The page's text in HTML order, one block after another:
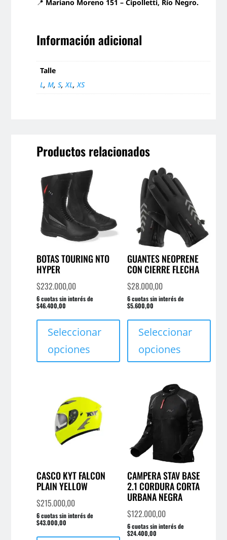
📍 Mariano Moreno 151 – Cipolletti, Río Negro.
Información adicional
Talle
L,M,S,XL,XS
Productos relacionados
BOTAS TOURING NTO
HYPER
$232.000,00
6 cuotas sin interés de
$46.400,00
Seleccionar
opciones
producto
múltiples
página
de
producto
GUANTES NEOPRENE
CON CIERRE FLECHA
$28.000,00
6 cuotas sin interés de
$5.600,00
Seleccionar
opciones
CASCO KYT FALCON
PLAIN YELLOW
$215.000,00
6 cuotas sin interés de
$43.000,00
Este
CAMPERA STAV BASE
2.1 CORDURA CORTA
URBANA NEGRA
$122.000,00
6 cuotas sin interés de
$24.400,00